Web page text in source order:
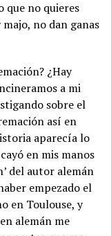
que no quieres
no dan ganas
¿Hay
a mi
sobre el
así en
aparecía lo
en mis manos
del autor alemán
empezado el
en Toulouse, y
alemán me